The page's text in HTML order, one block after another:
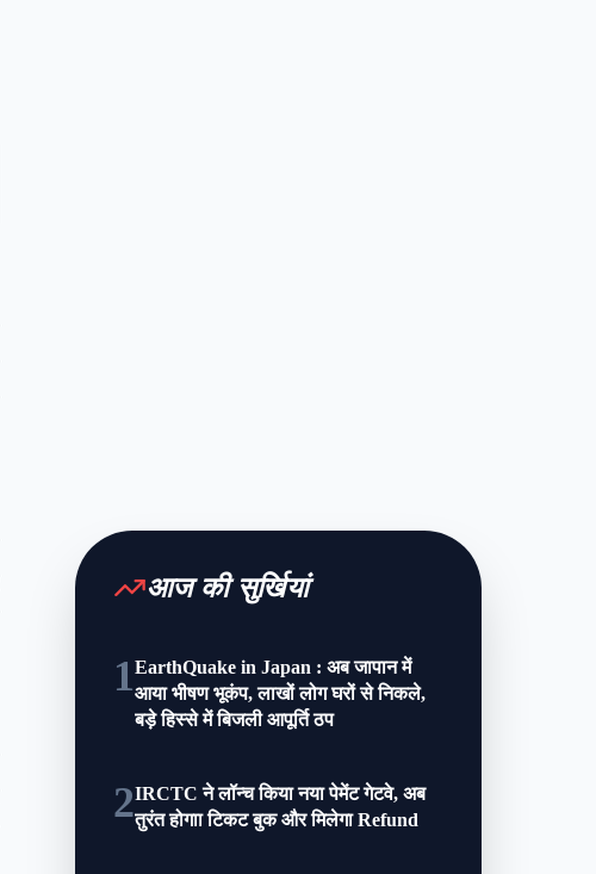
आज की सुर्खियां
1EarthQuake in Japan : अब जापान में
आया भीषण भूकंप, लाखों लोग घरों से निकले,
बड़े हिस्‍से में बिजली आपूर्ति ठप
2IRCTC ने लॉन्च किया नया पेमेंट गेटवे, अब
तुरंत होगाा टिकट बुक और मिलेगा Refund